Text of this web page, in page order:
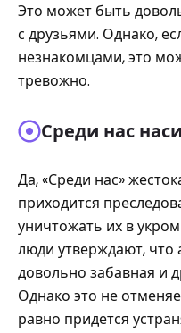
Это может быть
с друзьями. Однако,
незнакомцами, это
тревожно.
Среди нас
Да, «Среди нас»
приходится
уничтожать их в
люди утверждают,
довольно забавная и
Однако это не
равно придется